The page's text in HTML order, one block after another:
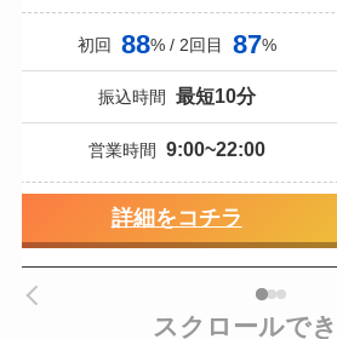
初回 88% / 2回目 87%
振込時間 最短10分
営業時間 9:00~22:00
詳細をコチラ
スクロールで